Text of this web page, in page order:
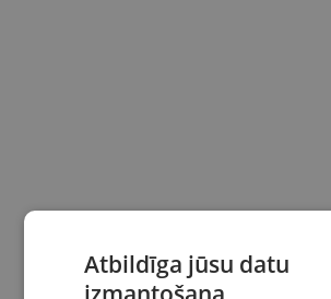
Atbildīga jūsu datu